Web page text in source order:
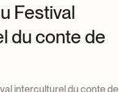
Festival
du conte de
interculturel du conte de